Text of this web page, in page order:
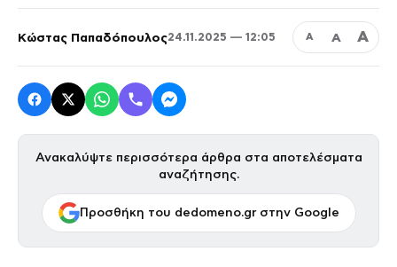
Κώστας Παπαδόπουλος24.11.2025 — 12:05 Α Α Α
Ανακαλύψτε περισσότερα άρθρα στα αποτελέσματα
αναζήτησης.
Προσθήκη του dedomeno.gr στην Google